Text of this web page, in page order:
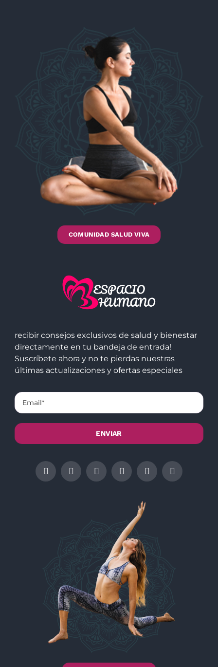
COMUNIDAD SALUD VIVA
recibir consejos exclusivos de salud y bienestar
directamente en tu bandeja de entrada!
Suscríbete ahora y no te pierdas nuestras
últimas actualizaciones y ofertas especiales